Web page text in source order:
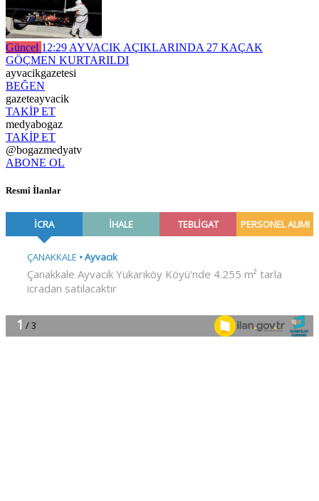
Güncel 12:29 AYVACIK AÇIKLARINDA 27 KAÇAK
GÖÇMEN KURTARILDI
ayvacikgazetesi
BEĞEN
gazeteayvacik
TAKİP ET
medyabogaz
TAKİP ET
@bogazmedyatv
ABONE OL
Resmî İlanlar